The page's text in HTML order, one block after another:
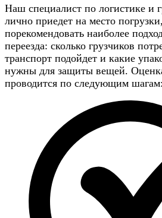
Наш специалист по логистике и
лично приедет на место
порекомендовать наиболее
переезда: сколько грузчиков
транспорт подойдет и какие
нужны для защиты вещей.
проводится по следующим шагам: